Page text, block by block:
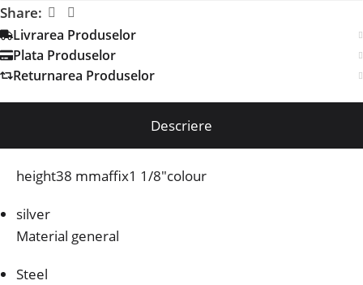
Share:
Livrarea Produselor
Plata Produselor
Returnarea Produselor
Descriere
height38 mmaffix1 1/8″colour
silver
Material general
Steel